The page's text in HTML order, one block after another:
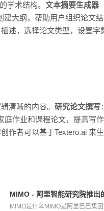
学术结构。 文本摘要生成器
建大纲，帮助用户组织论文结
述，选择论文类型，设置字
清晰的内容。 研究论文撰写
作业和课程论文，提高写作
作者可以基于Textero.ai 来
MIMO - 阿里智能研究院推出
MIMO是什么MIMO是阿里巴巴集